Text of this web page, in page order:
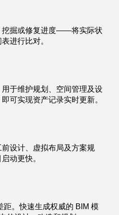
挖掘或修复进度——将实际状
进行比对。
于维护规划、空间管理及设
可实现资产记录实时更新。
设计、虚拟布局及方案规
动更快。
距。快速生成权威的 BIM 模